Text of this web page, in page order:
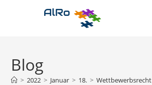
Blog
> 2022 > Januar > 18. > Wettbewerbsrecht